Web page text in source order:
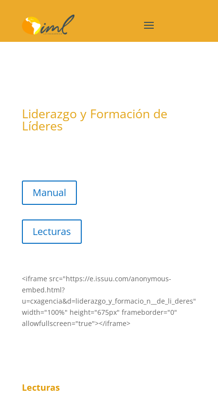
Liderazgo y Formación de
Líderes
Manual
Lecturas
<iframe src="https://e.issuu.com/anonymous-
embed.html?
u=cxagencia&d=liderazgo_y_formacio_n__de_li_deres"
width="100%" height="675px" frameborder="0"
allowfullscreen="true"></iframe>
Lecturas